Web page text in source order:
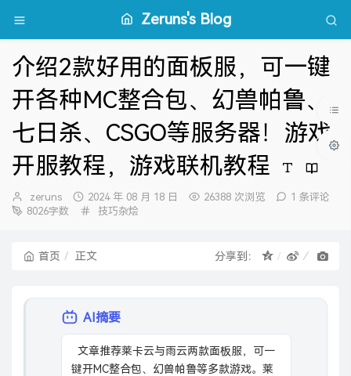
Zeruns's Blog
介绍2款好用的面板服，可一键
开各种MC整合包、幻兽帕鲁、
七日杀、CSGO等服务器！游戏
开服教程，游戏联机教程
博
主：
zeruns
发
布
2024 年 08 月 18 日 26388 次浏览
1 条评论
8026字数
分
技巧杂烩
首页 正文 分享到：
AI摘要
键开MC整合包、幻兽帕鲁等多款游戏。莱